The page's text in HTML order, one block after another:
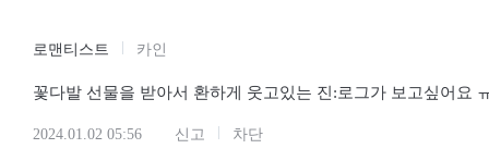
로맨티스트 카인
꽃다발 선물을 받아서 환하게 웃고있는 진:로그가 보고싶어요
2024.01.02 05:56 신고 차단